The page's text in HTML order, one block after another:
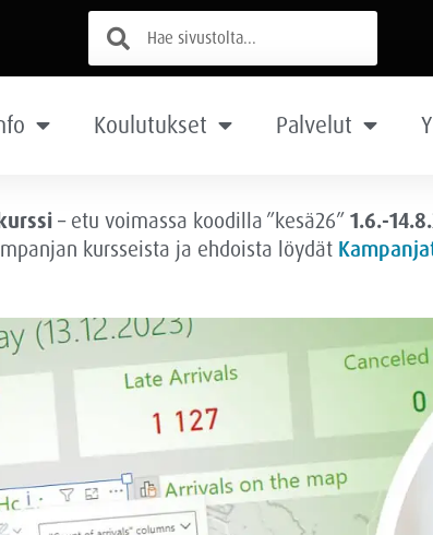
Koulutukset Palvelut
– etu voimassa koodilla ”kesä26” 1.6.-
kursseista ja ehdoista löydät